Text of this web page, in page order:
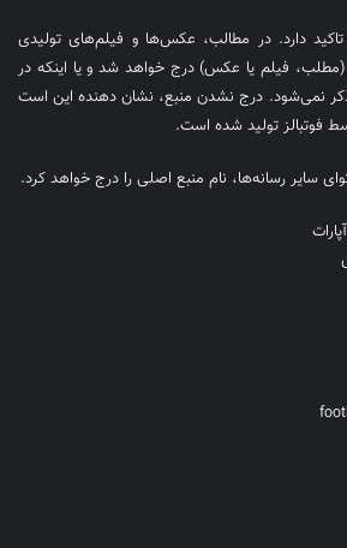
دارد. در مطالب، عکس‌ها و فیلم‌های تولیدی
فیلم یا عکس) درج خواهد شد و یا اینکه در
ذیل محتوا نام منبع خاصی ذکر نمی‌‎شود. درج نشدن منبع، نشان دهنده این است
فوتبالز تولید شده است.
سایر رسانه‌ها، نام منبع اصلی را درج خواهد کرد.